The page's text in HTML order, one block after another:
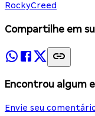
RockyCreed
Compartilhe em
Encontrou algum
Envie seu